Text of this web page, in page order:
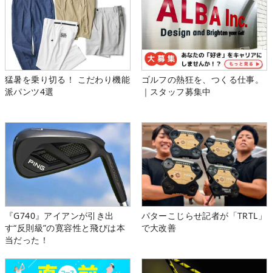
猛暑を乗り切る！ こだわり機能
派パンツ4選
ゴルフの熱狂を、つくる仕事。
｜スタッフ募集中
『G740』アイアンが引き出
す“反則級”の寛容性と飛びは本
当だった！
パターこじらせ記者が「TRTL」
で大改善